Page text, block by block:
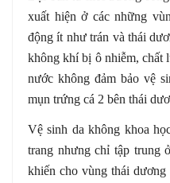
xuất hiện ở các những
động ít như trán và thái
không khí bị ô nhiễm, chất
nước không đảm bảo vệ
mụn trứng cá 2 bên thái
Vệ sinh da không khoa
trang nhưng chỉ tập trung
khiến cho vùng thái dương